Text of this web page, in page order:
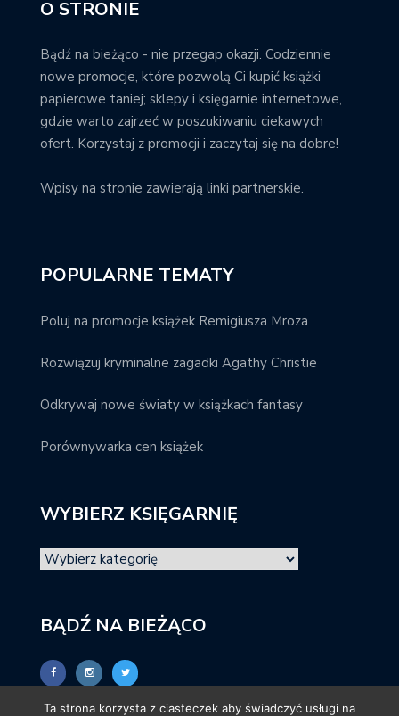
O STRONIE
Bądź na bieżąco - nie przegap okazji. Codziennie
nowe promocje, które pozwolą Ci kupić książki
papierowe taniej; sklepy i księgarnie internetowe,
gdzie warto zajrzeć w poszukiwaniu ciekawych
ofert. Korzystaj z promocji i zaczytaj się na dobre!
Wpisy na stronie zawierają linki partnerskie.
POPULARNE TEMATY
Poluj na promocje książek Remigiusza Mroza
Rozwiązuj kryminalne zagadki Agathy Christie
Odkrywaj nowe światy w książkach fantasy
Porównywarka cen książek
WYBIERZ KSIĘGARNIĘ
BĄDŹ NA BIEŻĄCO
Ta strona korzysta z ciasteczek aby świadczyć usługi na